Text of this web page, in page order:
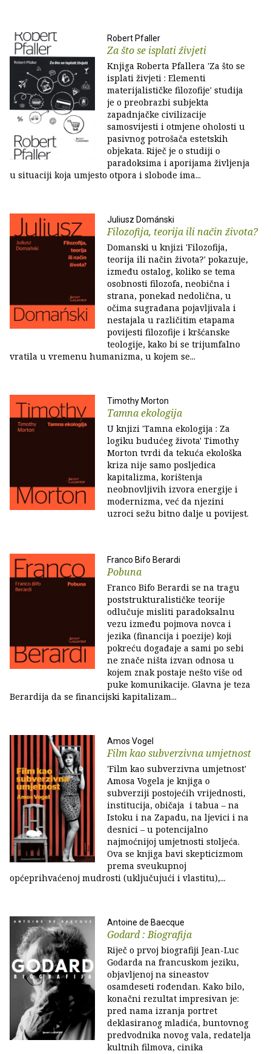
Robert Pfaller
Za što se isplati živjeti
Knjiga Roberta Pfallera 'Za što se
isplati živjeti : Elementi
materijalističke filozofije' studija
je o preobrazbi subjekta
zapadnjačke civilizacije
samosvijesti i otmjene oholosti u
pasivnog potrošača estetskih
objekata. Riječ je o studiji o
paradoksima i aporijama življenja
u situaciji koja umjesto otpora i slobode ima...
Juliusz Dománski
Filozofija, teorija ili način života?
Domanski u knjizi 'Filozofija,
teorija ili način života?' pokazuje,
između ostalog, koliko se tema
osobnosti filozofa, neobična i
strana, ponekad nedolična, u
očima sugrađana pojavljivala i
nestajala u različitim etapama
povijesti filozofije i kršćanske
teologije, kako bi se trijumfalno
vratila u vremenu humanizma, u kojem se...
Timothy Morton
Tamna ekologija
U knjizi 'Tamna ekologija : Za
logiku budućeg života' Timothy
Morton tvrdi da tekuća ekološka
kriza nije samo posljedica
kapitalizma, korištenja
neobnovljivih izvora energije i
modernizma, već da njezini
uzroci sežu bitno dalje u povijest.
Franco Bifo Berardi
Pobuna
Franco Bifo Berardi se na tragu
poststrukturalističke teorije
odlučuje misliti paradoksalnu
vezu između pojmova novca i
jezika (financija i poezije) koji
pokreću događaje a sami po sebi
ne znače ništa izvan odnosa u
kojem znak postaje nešto više od
puke komunikacije. Glavna je teza
Berardija da se financijski kapitalizam...
Amos Vogel
Film kao subverzivna umjetnost
'Film kao subverzivna umjetnost'
Amosa Vogela je knjiga o
subverziji postojećih vrijednosti,
institucija, običaja i tabua – na
Istoku i na Zapadu, na ljevici i na
desnici – u potencijalno
najmoćnijoj umjetnosti stoljeća.
Ova se knjiga bavi skepticizmom
prema sveukupnoj
općeprihvaćenoj mudrosti (uključujući i vlastitu),...
Antoine de Baecque
Godard : Biografija
Riječ o prvoj biografiji Jean-Luc
Godarda na francuskom jeziku,
objavljenoj na sineastov
osamdeseti rođendan. Kako bilo,
konačni rezultat impresivan je:
pred nama izranja portret
deklasiranog mladića, buntovnog
predvodnika novog vala, redatelja
kultnih filmova, cinika